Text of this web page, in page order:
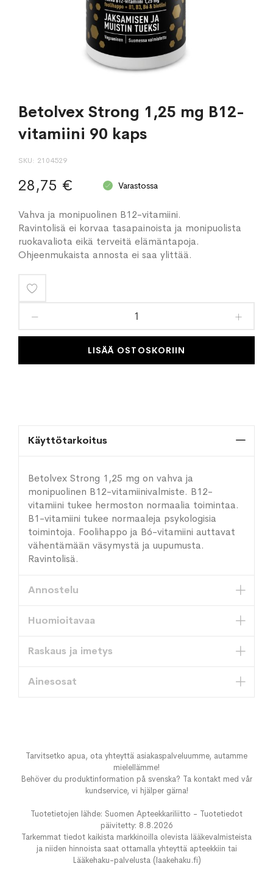
Betolvex Strong 1,25 mg B12-
vitamiini 90 kaps
SKU 2104529
28,75 € Varastossa
Vahva ja monipuolinen B12-vitamiini.
Ravintolisä ei korvaa tasapainoista ja monipuolista
ruokavaliota eikä terveitä elämäntapoja.
Ohjeenmukaista annosta ei saa ylittää.
toivelistaan
LISÄÄ OSTOSKORIIN
Käyttötarkoitus
Betolvex Strong 1,25 mg on vahva ja
monipuolinen B12-vitamiinivalmiste. B12-
vitamiini tukee hermoston normaalia toimintaa.
B1-vitamiini tukee normaaleja psykologisia
toimintoja. Foolihappo ja B6-vitamiini auttavat
vähentämään väsymystä ja uupumusta.
Ravintolisä.
Annostelu
Huomioitavaa
Raskaus ja imetys
Ainesosat
Tarvitsetko apua, ota yhteyttä asiakaspalveluumme, autamme
mielellämme!
Behöver du produktinformation på svenska? Ta kontakt med vår
kundservice, vi hjälper gärna!
Tuotetietojen lähde: Suomen Apteekkariliitto - Tuotetiedot
päivitetty: 8.8.2026
Tarkemmat tiedot kaikista markkinoilla olevista lääkevalmisteista
ja niiden hinnoista saat ottamalla yhteyttä apteekkiin tai
Lääkehaku-palvelusta (laakehaku.fi)